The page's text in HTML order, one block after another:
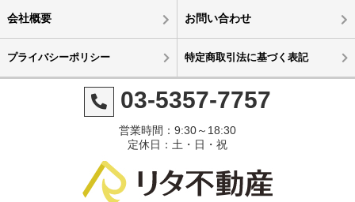
会社概要 お問い合わせ
プライバシーポリシー 特定商取引法に基づく表記
03-5357-7757
営業時間：9:30～18:30
定休日：土・日・祝